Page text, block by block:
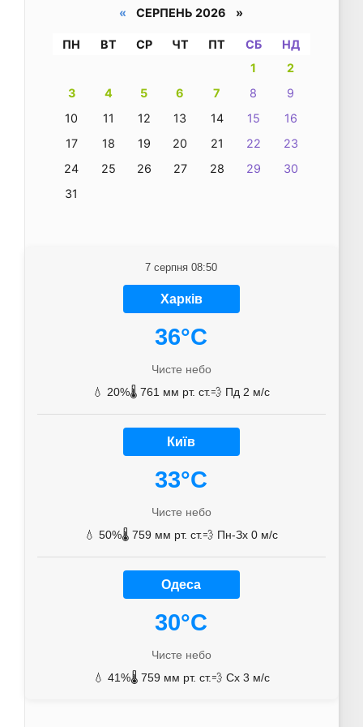
« СЕРПЕНЬ 2026 »
ПН ВТ СР ЧТ ПТ СБ
НД
1
2
3
4 5 6 7 8
9
10
11 12 13 14 15
16
17
18 19 20 21 22
23
24
25 26 27 28 29
30
31
7 серпня 08:50
Харків
36°C
Чисте небо
💧 20%🌡️ 761 мм рт. ст.💨 Пд 2 м/с
Київ
33°C
Чисте небо
💧 50%🌡️ 759 мм рт. ст.💨 Пн-Зх 0 м/с
Одеса
30°C
Чисте небо
💧 41%🌡️ 759 мм рт. ст.💨 Сх 3 м/с